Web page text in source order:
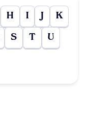
H I J K
S T U